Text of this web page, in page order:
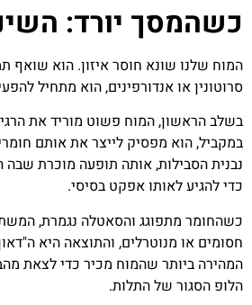
כשהמסך יורד:
המוח שלנו שונא חוסר איזון. הוא שואף
סרוטונין או אנדורפינים, הוא מתחיל
בשלב הראשון, המוח פשוט מוריד את
במקביל, הוא מפסיק לייצר את אותם
נבנית הסבילות, אותה תופעה מוכרת שבה
כדי להגיע לאותו אפקט בסיסי.
כשהחומר מתפוגג והסאטלה נגמרת,
חסומים או מנוטרלים, והתוצאה היא
המהירה ביותר שהמוח מכיר כדי לצאת
הלופ הסגור של התלות.